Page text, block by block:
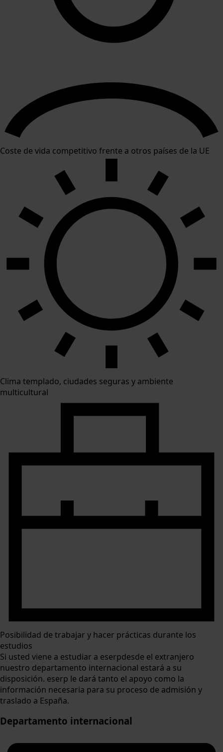
Coste de vida competitivo frente a otros países de la UE
Clima templado, ciudades seguras y ambiente
multicultural
Posibilidad de trabajar y hacer prácticas durante los
estudios
Si usted viene a estudiar a eserpdesde el extranjero
nuestro departamento internacional estará a su
disposición. eserp le dará tanto el apoyo como la
información necesaria para su proceso de admisión y
traslado a España.
Departamento internacional